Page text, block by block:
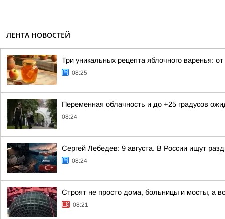
ЛЕНТА НОВОСТЕЙ
Три уникальных рецепта яблочного варенья:
08:25
Переменная облачность и до +25 градусов
08:24
Сергей Лебедев: 9 августа. В России ищут
08:24
Строят не просто дома, больницы и мосты, а
08:21